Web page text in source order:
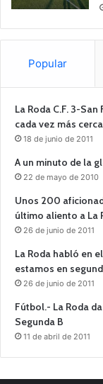
Popular
La Roda C.F. 3-
cada vez más cerca
18 de junio de 2011
A un minuto de la
22 de mayo de 2010
Unos 200
último aliento a La
26 de junio de 2011
La Roda habló en
estamos en
26 de junio de 2011
Fútbol.- La Roda
Segunda B
11 de abril de 2011